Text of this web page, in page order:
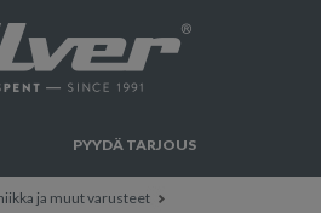
PYYDÄ TARJOUS
ja muut varusteet